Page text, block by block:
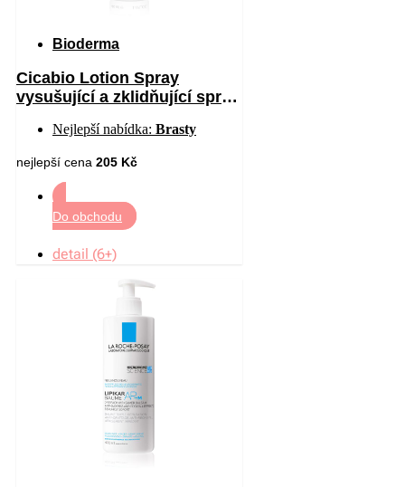
Bioderma
Cicabio Lotion Spray
vysušující a zklidňující sprej
Nejlepší nabídka: Brasty
nejlepší cena 205 Kč
Do obchodu
detail (6+)